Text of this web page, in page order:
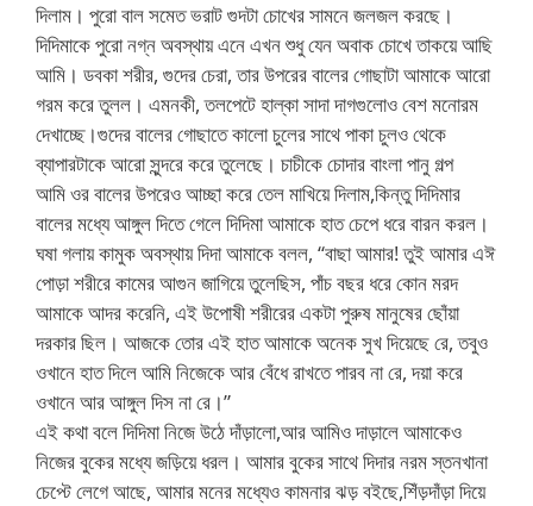
দিলাম। পুরো বাল সমেত ভরাট গুদটা চোখের সামনে জলজল করছে।
দিদিমাকে পুরো নগ্ন অবস্থায় এনে এখন শুধু যেন অবাক চোখে তাকয়ে আছি
আমি। ডবকা শরীর, গুদের চেরা, তার উপরের বালের গোছাটা আমাকে আরো
গরম করে তুলল। এমনকী, তলপেটে হাল্কা সাদা দাগগুলোও বেশ মনোরম
দেখাচ্ছে।গুদের বালের গোছাতে কালো চুলের সাথে পাকা চুলও থেকে
ব্যাপারটাকে আরো সুন্দরে করে তুলেছে। চাচীকে চোদার বাংলা পানু গল্প
আমি ওর বালের উপরেও আচ্ছা করে তেল মাখিয়ে দিলাম,কিন্তু দিদিমার
বালের মধ্যে আঙ্গুল দিতে গেলে দিদিমা আমাকে হাত চেপে ধরে বারন করল।
ঘষা গলায় কামুক অবস্থায় দিদা আমাকে বলল, “বাছা আমার! তুই আমার এঈ
পোড়া শরীরে কামের আগুন জাগিয়ে তুলেছিস, পাঁচ বছর ধরে কোন মরদ
আমাকে আদর করেনি, এই উপোষী শরীরের একটা পুরুষ মানুষের ছোঁয়া
দরকার ছিল। আজকে তোর এই হাত আমাকে অনেক সুখ দিয়েছে রে, তবুও
ওখানে হাত দিলে আমি নিজেকে আর বেঁধে রাখতে পারব না রে, দয়া করে
ওখানে আর আঙ্গুল দিস না রে।”
এই কথা বলে দিদিমা নিজে উঠে দাঁড়ালো,আর আমিও দাড়ালে আমাকেও
নিজের বুকের মধ্যে জড়িয়ে ধরল। আমার বুকের সাথে দিদার নরম স্তনখানা
চেপ্টে লেগে আছে, আমার মনের মধ্যেও কামনার ঝড় বইছে,শিঁড়দাঁড়া দিয়ে